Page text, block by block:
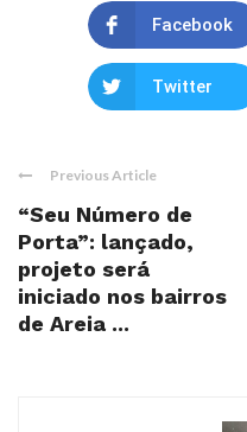
Facebook
Twitter
Previous Article
“Seu Número de
Porta”: lançado,
projeto será
iniciado nos bairros
de Areia ...